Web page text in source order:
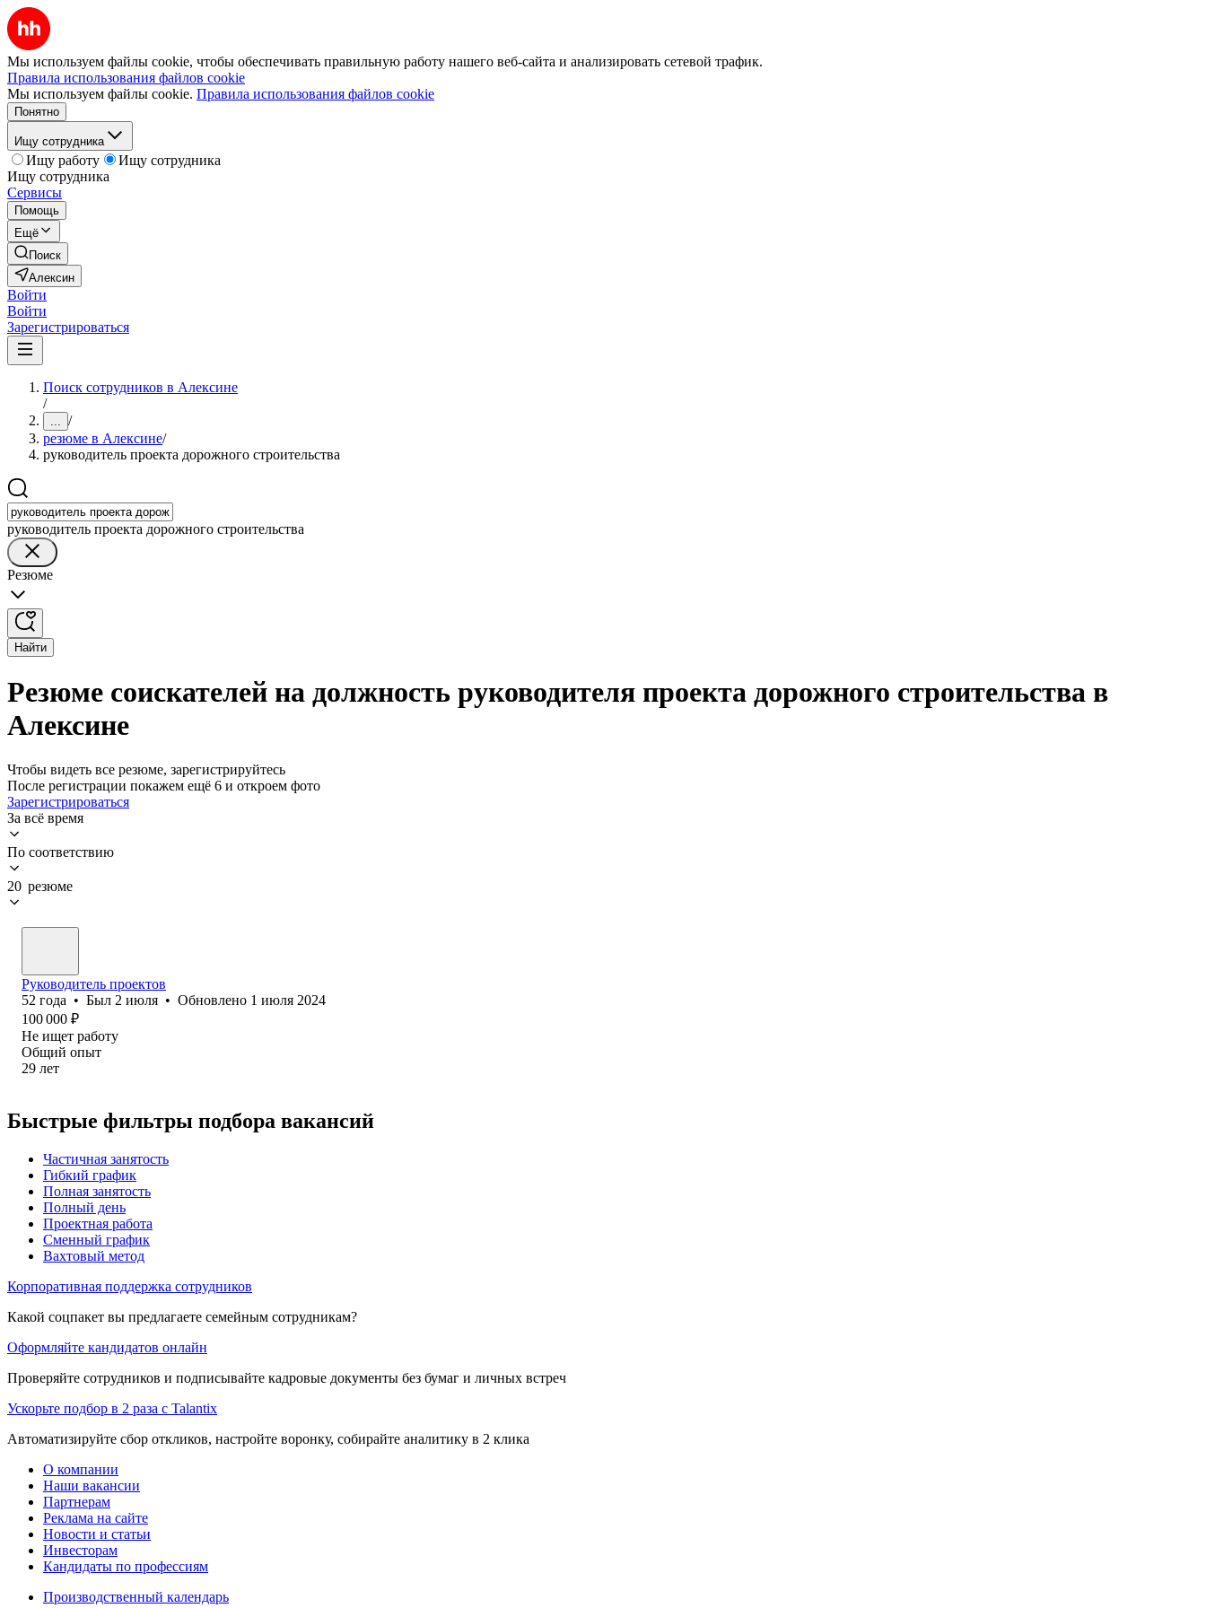
Мы используем файлы cookie, чтобы обеспечивать правильную работу нашего веб-сайта и анализировать сетевой трафик.
Правила использования файлов cookie
Мы используем файлы cookie. Правила использования файлов cookie
Понятно
Ищу сотрудника
Ищу работу
Ищу сотрудника
Ищу сотрудника
Сервисы
Помощь
Ещё
Поиск
Алексин
Войти
Войти
Зарегистрироваться
Поиск сотрудников в Алексине
/
... /
резюме в Алексине/
руководитель проекта дорожного строительства
руководитель проекта дорожного строительства
Резюме
Найти
Резюме соискателей на должность руководителя проекта дорожного строительства в
Алексине
Чтобы видеть все резюме, зарегистрируйтесь
После регистрации покажем ещё 6 и откроем фото
Зарегистрироваться
За всё время
По соответствию
20 резюме
Руководитель проектов
52 года • Был 2 июля • Обновлено 1 июля 2024
100 000 ₽
Не ищет работу
Общий опыт
29 лет
Быстрые фильтры подбора вакансий
Частичная занятость
Гибкий график
Полная занятость
Полный день
Проектная работа
Сменный график
Вахтовый метод
Корпоративная поддержка сотрудников
Какой соцпакет вы предлагаете семейным сотрудникам?
Оформляйте кандидатов онлайн
Проверяйте сотрудников и подписывайте кадровые документы без бумаг и личных встреч
Ускорьте подбор в 2 раза с Talantix
Автоматизируйте сбор откликов, настройте воронку, собирайте аналитику в 2 клика
О компании
Наши вакансии
Партнерам
Реклама на сайте
Новости и статьи
Инвесторам
Кандидаты по профессиям
Производственный календарь